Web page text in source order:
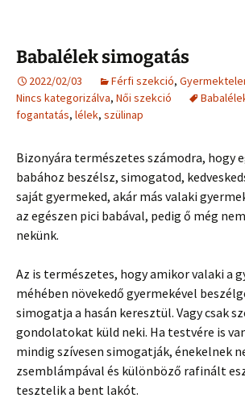
Babalélek simogatás
2022/02/03 Férfi szekció,
Nincs kategorizálva, Női szekció
fogantatás, lélek, szülinap
Bizonyára természetes számodra, hogy
babához beszélsz, simogatod,
saját gyermeked, akár más valaki
az egészen pici babával, pedig ő még
nekünk.
Az is természetes, hogy amikor valaki a
méhében növekedő gyermekével
simogatja a hasán keresztül. Vagy csak
gondolatokat küld neki. Ha testvére is
mindig szívesen simogatják, énekelnek
zsemblámpával és különböző rafinált
tesztelik a bent lakót.